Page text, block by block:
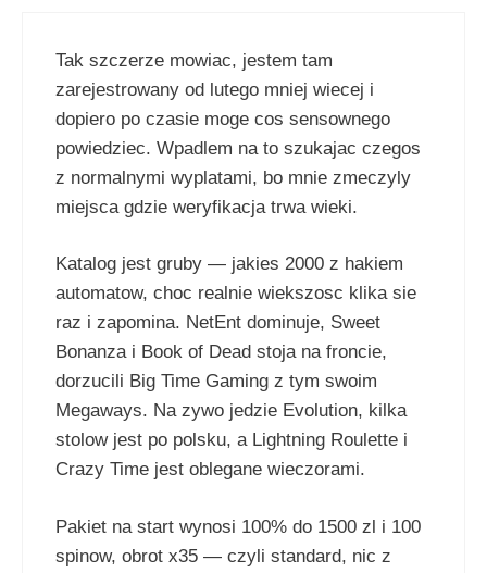
Tak szczerze mowiac, jestem tam
zarejestrowany od lutego mniej wiecej i
dopiero po czasie moge cos sensownego
powiedziec. Wpadlem na to szukajac czegos
z normalnymi wyplatami, bo mnie zmeczyly
miejsca gdzie weryfikacja trwa wieki.
Katalog jest gruby — jakies 2000 z hakiem
automatow, choc realnie wiekszosc klika sie
raz i zapomina. NetEnt dominuje, Sweet
Bonanza i Book of Dead stoja na froncie,
dorzucili Big Time Gaming z tym swoim
Megaways. Na zywo jedzie Evolution, kilka
stolow jest po polsku, a Lightning Roulette i
Crazy Time jest oblegane wieczorami.
Pakiet na start wynosi 100% do 1500 zl i 100
spinow, obrot x35 — czyli standard, nic z